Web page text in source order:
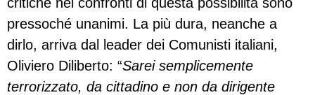
pressoché unanimi. La più dura, neanche a
dirlo, arriva dal leader dei Comunisti italiani,
Oliviero Diliberto: “Sarei semplicemente
terrorizzato, da cittadino e non da dirigente